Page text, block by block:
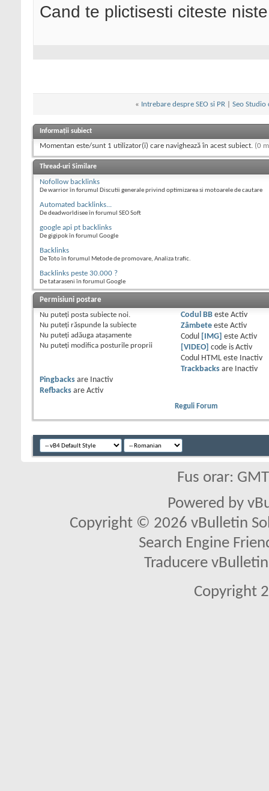
Cand te plictisesti citeste
« Intrebare despre SEO si PR Seo Studio
Informații subiect
Momentan este/sunt 1 utilizator(i) care navighează în acest subiect. (0
Thread-uri Similare
Nofollow backlinks
De warrior în forumul Discutii generale privind optimizarea si motoarele de cautare
Automated backlinks...
De deadworldisee în forumul SEO Soft
google api pt backlinks
De gigipok în forumul Google
Backlinks
De Toto în forumul Metode de promovare, Analiza trafic.
Backlinks peste 30.000 ?
De tataraseni în forumul Google
Permisiuni postare
Nu puteţi posta subiecte noi.
Nu puteţi răspunde la subiecte
Nu puteţi adăuga ataşamente
Nu puteţi modifica posturile proprii
Codul BBeste Activ
Zâmbeteeste Activ
Codul
[IMG] este Activ
[VIDEO]
code is Activ
Codul HTML este
Inactiv
Trackbacksare
Inactiv
Pingbacks are
Inactiv
Refbacks are Activ
Reguli Forum
Fus orar:
Powered by
Copyright © 2026 vBulletin
Search Engine
Traducere
Copyright